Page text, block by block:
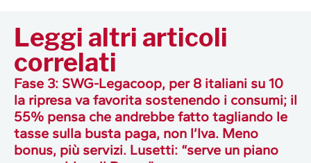
Leggi altri articoli
correlati
Fase 3: SWG-Legacoop, per 8 italiani su 10
la ripresa va favorita sostenendo i consumi; il
55% pensa che andrebbe fatto tagliando le
tasse sulla busta paga, non l’Iva. Meno
bonus, più servizi. Lusetti: “serve un piano